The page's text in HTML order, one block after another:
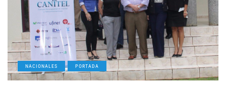
NACIONALES PORTADA